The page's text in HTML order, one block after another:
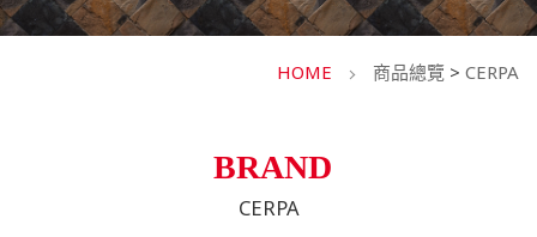
BRAND
CERPA
HOME 商品總覽 > CERPA